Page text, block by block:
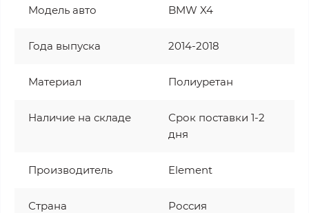
Модель авто BMW X4
Года выпуска 2014-2018
Материал Полиуретан
Наличие на складе
Срок поставки 1-2
дня
Производитель Element
Страна
Россия